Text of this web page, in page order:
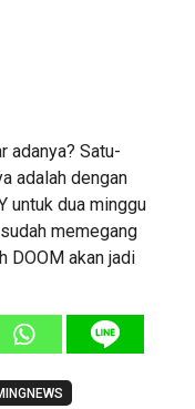
adanya? Satu-
adalah dengan
untuk dua minggu
memegang
DOOM akan jadi